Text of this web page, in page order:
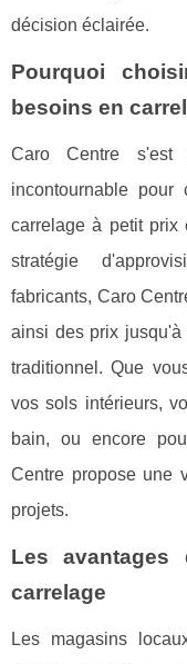
décision éclairée.
Pourquoi
besoins en
Caro Centre s'est
incontournable
carrelage à petit
stratégie
fabricants, Caro
ainsi des prix
traditionnel. Que
vos sols intérieurs,
bain, ou encore
Centre propose une
projets.
Les avantages
carrelage
Les magasins